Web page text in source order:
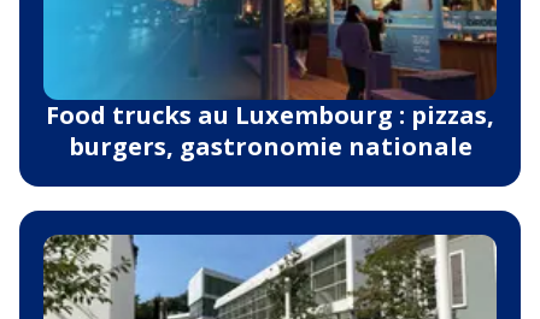
Food trucks au Luxembourg : pizzas,
burgers, gastronomie nationale